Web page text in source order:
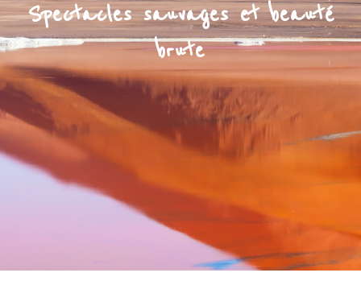
Spectacles sauvages et beauté
brute